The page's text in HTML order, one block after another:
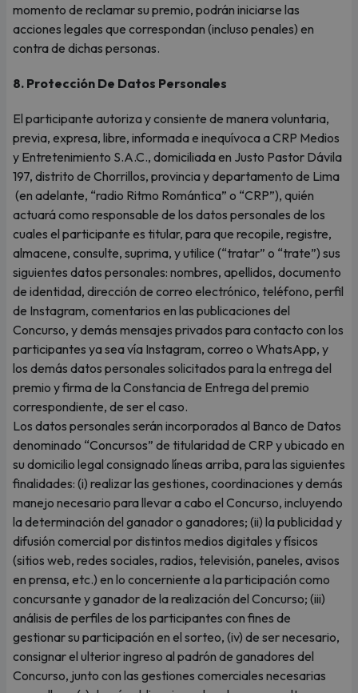
momento de reclamar su premio, podrán iniciarse las
acciones legales que correspondan (incluso penales) en
contra de dichas personas.
8. Protección De Datos Personales
El participante autoriza y consiente de manera voluntaria,
previa, expresa, libre, informada e inequívoca a CRP Medios
y Entretenimiento S.A.C., domiciliada en Justo Pastor Dávila
197, distrito de Chorrillos, provincia y departamento de Lima
(en adelante, “radio Ritmo Romántica” o “CRP”), quién
actuará como responsable de los datos personales de los
cuales el participante es titular, para que recopile, registre,
almacene, consulte, suprima, y utilice (“tratar” o “trate”) sus
siguientes datos personales: nombres, apellidos, documento
de identidad, dirección de correo electrónico, teléfono, perfil
de Instagram, comentarios en las publicaciones del
Concurso, y demás mensajes privados para contacto con los
participantes ya sea vía Instagram, correo o WhatsApp, y
los demás datos personales solicitados para la entrega del
premio y firma de la Constancia de Entrega del premio
correspondiente, de ser el caso.
Los datos personales serán incorporados al Banco de Datos
denominado “Concursos” de titularidad de CRP y ubicado en
su domicilio legal consignado líneas arriba, para las siguientes
finalidades: (i) realizar las gestiones, coordinaciones y demás
manejo necesario para llevar a cabo el Concurso, incluyendo
la determinación del ganador o ganadores; (ii) la publicidad y
difusión comercial por distintos medios digitales y físicos
(sitios web, redes sociales, radios, televisión, paneles, avisos
en prensa, etc.) en lo concerniente a la participación como
concursante y ganador de la realización del Concurso; (iii)
análisis de perfiles de los participantes con fines de
gestionar su participación en el sorteo, (iv) de ser necesario,
consignar el ulterior ingreso al padrón de ganadores del
Concurso, junto con las gestiones comerciales necesarias